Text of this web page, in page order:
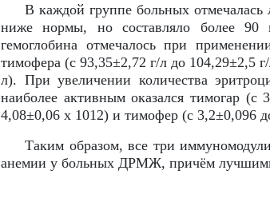
В каждой группе больных отмечалась
ниже нормы, но составляло более 90
гемоглобина отмечалось при
тимофера (с 93,35±2,72 г/л до 104,29±2,5
л). При увеличении количества
наиболее активным оказался тимогар
4,08±0,06 х 1012) и тимофер (с 3,2±0,096
Таким образом, все три
анемии у больных ДРМЖ, причём